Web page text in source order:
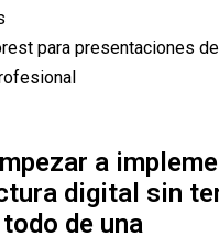
para presentaciones
a
digital sin
de una